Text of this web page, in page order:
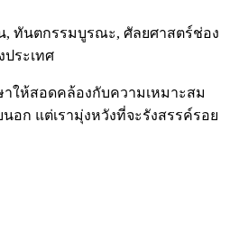
, ทันตกรรมบูรณะ, ศัลยศาสตร์ช่อง
ระเทศ
ให้สอดคล้องกับความเหมาะสม
ก แต่เรามุ่งหวังที่จะรังสรรค์รอย